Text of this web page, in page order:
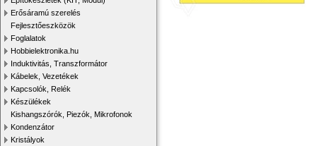
Erősáramú szerelés
Fejlesztőeszközök
Foglalatok
Hobbielektronika.hu
Induktivitás, Transzformátor
Kábelek, Vezetékek
Kapcsolók, Relék
Készülékek
Kishangszórók, Piezók, Mikrofonok
Kondenzátor
Kristályok